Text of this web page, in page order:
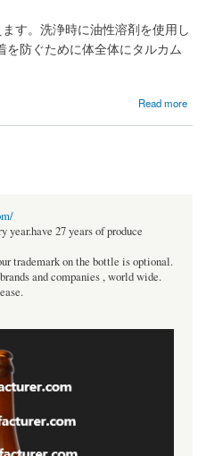
す。洗浄時に油性溶剤を使用し
防ぐために体全体にタルカム
Read more
27 years of produce
trademark on the bottle is optional.
and companies , world wide.